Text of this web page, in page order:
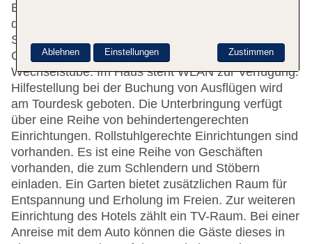
Empfangsbereich steht englisch- und
deutschsprachiges Personal mit Rat und Tat zur
Seite. Die Einrichtung umfasst eine
Gepäckaufbewahrung, einen Safe und eine
Wechselstube. Im Haus steht WLAN zur Verfügung.
Hilfestellung bei der Buchung von Ausflügen wird
am Tourdesk geboten. Die Unterbringung verfügt
über eine Reihe von behindertengerechten
Einrichtungen. Rollstuhlgerechte Einrichtungen sind
vorhanden. Es ist eine Reihe von Geschäften
vorhanden, die zum Schlendern und Stöbern
einladen. Ein Garten bietet zusätzlichen Raum für
Entspannung und Erholung im Freien. Zur weiteren
Einrichtung des Hotels zählt ein TV-Raum. Bei einer
Anreise mit dem Auto können die Gäste dieses in
Zustimmen
Ablehnen Einstellungen